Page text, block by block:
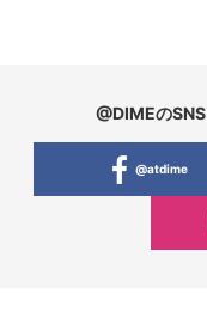
@DIMEの
@atdime